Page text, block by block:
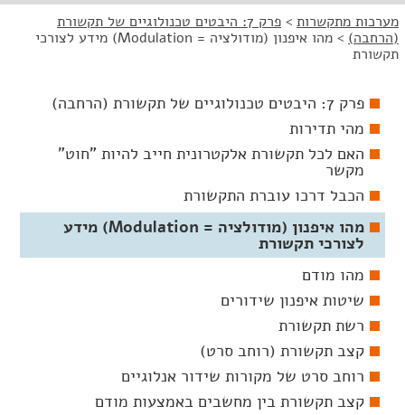
מערכות מתקשרות >
פרק 7: היבטים טכנולוגיים של תקשורת
(הרחבה) >
מהו איפנון (מודולציה = Modulation) מידע לצורכי
תקשורת
פרק 7: היבטים טכנולוגיים של תקשורת (הרחבה)
מהי תדירות
האם לכל תקשורת אלקטרונית חייב להיות "חוט"
מקשר
הכבל דרכו עוברת התקשורת
מהו איפנון (מודולציה = Modulation) מידע
לצורכי תקשורת
מהו מודם
שיטות איפנון שידורים
רשת תקשורת
קצב תקשורת (רוחב סרט)
רוחב סרט של מקורות שידור אנלוגיים
קצב תקשורת בין מחשבים באמצעות מודם